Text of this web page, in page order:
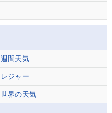
週間天気
レジャー
世界の天気